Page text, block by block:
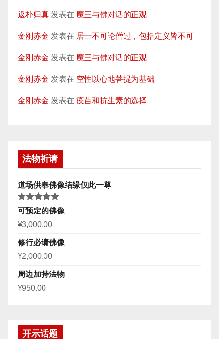
返朴归真 发表在 魔王与佛对话的正观
金刚赤金 发表在 居士不可论僧过，包括定义皆不可
金刚赤金 发表在 魔王与佛对话的正观
金刚赤金 发表在 空性以心地菩提为基础
金刚赤金 发表在 疫苗和抗生素的选择
法物祈请
道场供奉佛像结缘仅此一尊
评分5.00
&sol; 5
可预定的佛像
¥3,000.00
修行必请佛像
¥2,000.00
周边加持法物
¥950.00
开示话题